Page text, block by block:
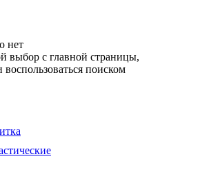
нет
выбор с главной страницы,
поиском